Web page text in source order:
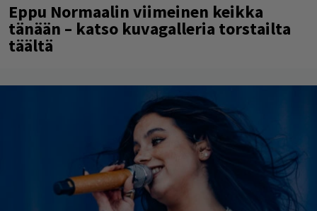
Eppu Normaalin viimeinen keikka
tänään – katso kuvagalleria torstailta
täältä